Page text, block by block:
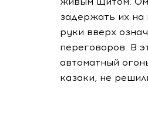
задержать их на
руки вверх
переговоров. В
автоматный
казаки, не